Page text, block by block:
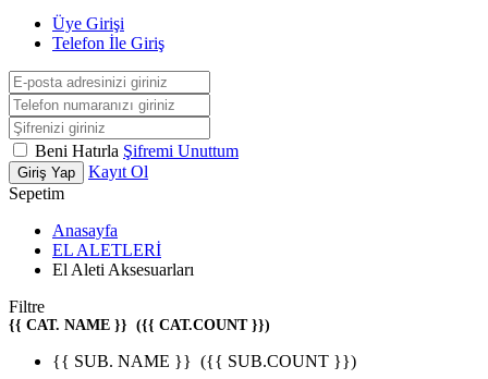
Üye Girişi
Telefon İle Giriş
Beni Hatırla Şifremi Unuttum
Giriş Yap
Kayıt Ol
Sepetim
Anasayfa
EL ALETLERİ
El Aleti Aksesuarları
Filtre
{{ CAT. NAME }} ({{ CAT.COUNT }})
{{ SUB. NAME }} ({{ SUB.COUNT }})